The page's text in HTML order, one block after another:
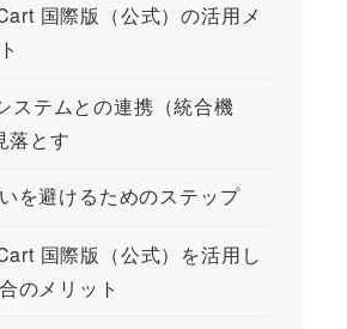
国際版（公式）の活用メ
ステムとの連携（統合機
落とす
を避けるためのステップ
国際版（公式）を活用し
のメリット